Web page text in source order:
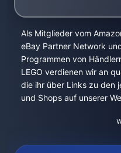
Als Mitglieder vom
eBay Partner Network
Programmen von
LEGO verdienen wir an
die ihr über Links zu den
und Shops auf unserer